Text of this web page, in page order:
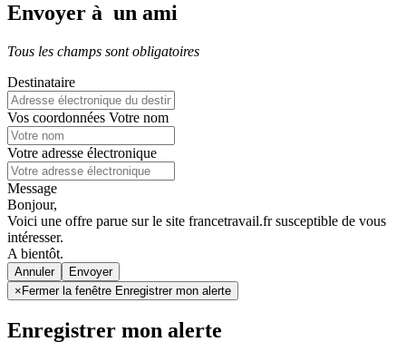
Envoyer à un ami
Tous les champs sont obligatoires
Destinataire
Vos coordonnées Votre nom
Votre adresse électronique
Message
Bonjour,
Voici une offre parue sur le site francetravail.fr susceptible de vous
intéresser.
A bientôt.
Annuler
× Fermer la fenêtre Enregistrer mon alerte
Enregistrer mon alerte